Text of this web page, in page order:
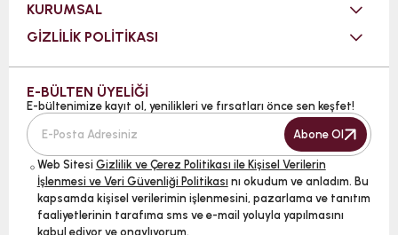
KURUMSAL
GİZLİLİK POLİTİKASI
E-BÜLTEN ÜYELİĞİ
E-bültenimize kayıt ol, yenilikleri ve fırsatları önce sen keşfet!
Abone Ol
Web Sitesi Gizlilik ve Çerez Politikası ile Kişisel Verilerin
İşlenmesi ve Veri Güvenliği Politikası nı okudum ve anladım. Bu
kapsamda kişisel verilerimin işlenmesini, pazarlama ve tanıtım
faaliyetlerinin tarafıma sms ve e-mail yoluyla yapılmasını
kabul ediyor ve onaylıyorum.